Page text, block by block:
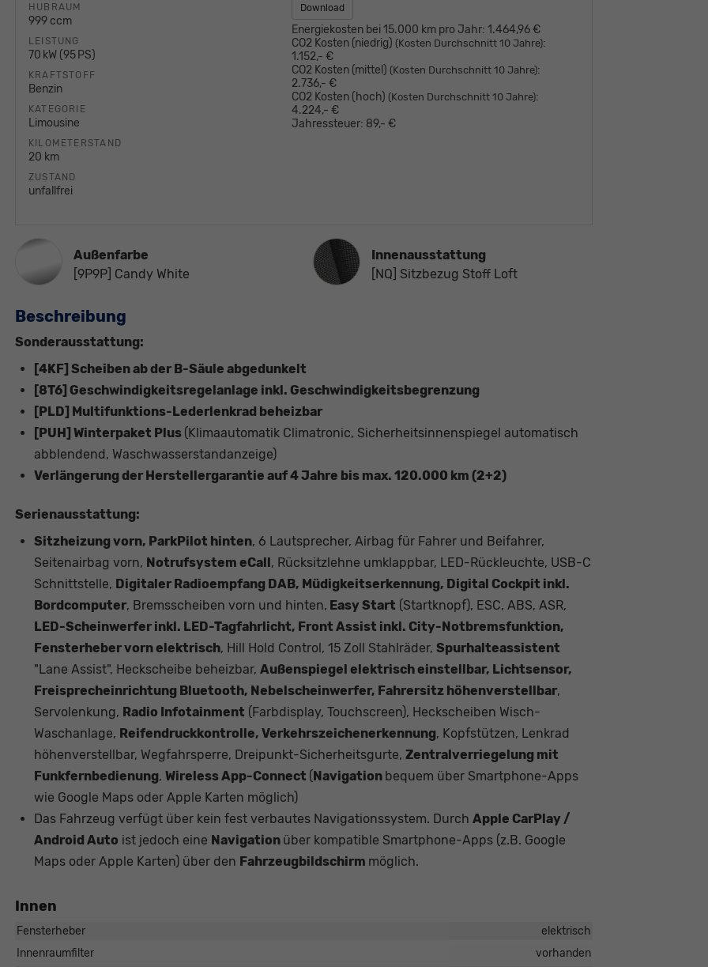
HUBRAUM
999 ccm
LEISTUNG
70 kW (95 PS)
KRAFTSTOFF
Benzin
KATEGORIE
Limousine
KILOMETERSTAND
20 km
ZUSTAND
unfallfrei
Download
Energiekosten bei 15.000 km pro Jahr: 1.464,96 €
CO2 Kosten (niedrig) (Kosten Durchschnitt 10 Jahre):
1.152,- €
CO2 Kosten (mittel) (Kosten Durchschnitt 10 Jahre):
2.736,- €
CO2 Kosten (hoch) (Kosten Durchschnitt 10 Jahre):
4.224,- €
Jahressteuer: 89,- €
Außenfarbe
[9P9P] Candy White
Innenausstattung
Innenausstattung
[NQ] Sitzbezug Stoff Loft
Beschreibung
Sonderausstattung:
[4KF] Scheiben ab der B-Säule abgedunkelt
[8T6] Geschwindigkeitsregelanlage inkl. Geschwindigkeitsbegrenzung
[PLD] Multifunktions-Lederlenkrad beheizbar
[PUH] Winterpaket Plus (Klimaautomatik Climatronic, Sicherheitsinnenspiegel automatisch
abblendend, Waschwasserstandanzeige)
Verlängerung der Herstellergarantie auf 4 Jahre bis max. 120.000 km (2+2)
Serienausstattung:
Sitzheizung vorn, ParkPilot hinten, 6 Lautsprecher, Airbag für Fahrer und Beifahrer,
Seitenairbag vorn, Notrufsystem eCall, Rücksitzlehne umklappbar, LED-Rückleuchte, USB-C
Schnittstelle, Digitaler Radioempfang DAB, Müdigkeitserkennung, Digital Cockpit inkl.
Bordcomputer, Bremsscheiben vorn und hinten, Easy Start (Startknopf), ESC, ABS, ASR,
LED-Scheinwerfer inkl. LED-Tagfahrlicht, Front Assist inkl. City-Notbremsfunktion,
Fensterheber vorn elektrisch, Hill Hold Control, 15 Zoll Stahlräder, Spurhalteassistent
"Lane Assist", Heckscheibe beheizbar, Außenspiegel elektrisch einstellbar, Lichtsensor,
Freisprecheinrichtung Bluetooth, Nebelscheinwerfer, Fahrersitz höhenverstellbar,
Servolenkung, Radio Infotainment (Farbdisplay, Touchscreen), Heckscheiben Wisch-
Waschanlage, Reifendruckkontrolle, Verkehrszeichenerkennung, Kopfstützen, Lenkrad
höhenverstellbar, Wegfahrsperre, Dreipunkt-Sicherheitsgurte, Zentralverriegelung mit
Funkfernbedienung, Wireless App-Connect (Navigation bequem über Smartphone-Apps
wie Google Maps oder Apple Karten möglich)
Das Fahrzeug verfügt über kein fest verbautes Navigationssystem. Durch Apple CarPlay /
Android Auto ist jedoch eine Navigation über kompatible Smartphone-Apps (z.B. Google
Maps oder Apple Karten) über den Fahrzeugbildschirm möglich.
Innen
Fensterheber
elektrisch
Innenraumfilter
vorhanden